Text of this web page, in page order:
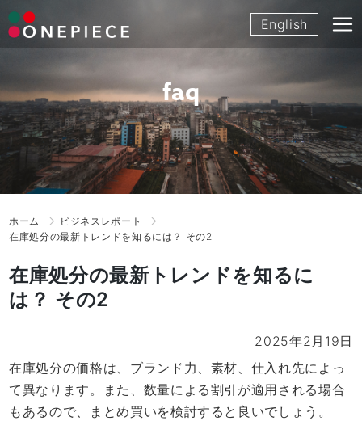
Skip
to
English
faq
ホーム
ビジネスレポート
在庫処分の最新トレンドを知るには？ その2
在庫処分の最新トレンドを知るに
は？ その2
2025年2月19日
在庫処分の価格は、ブランド力、素材、仕入れ先によっ
て異なります。また、数量による割引が適用される場合
もあるので、まとめ買いを検討すると良いでしょう。